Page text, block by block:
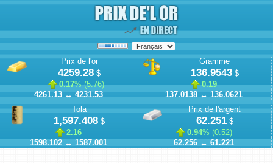
Prix de l'or
4259.28 $
0.17% (5.76)
4261.13↔4231.53
Gramme
136.9543$
0.19
137.0138↔136.0621
Tola
1,597.408 $
2.16
1598.102 ↔ 1587.001
Prix de l'argent
62.251$
0.94% (0.52)
62.256 ↔ 61.221